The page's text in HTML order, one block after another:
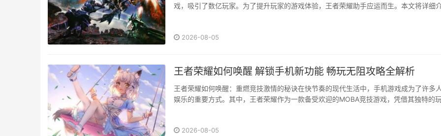
戏，吸引了数亿玩家。为了提升玩家的游戏体验，王者荣耀助手应运而生。本文将详细
家的游戏···
2026-08-05
王者荣耀如何唤醒 解锁手机新功能 畅玩无阻攻略全解析
王者荣耀如何唤醒：重燃竞技激情的秘诀在快节奏的现代生活中，手机游戏成为了许多
娱乐的重要方式。其中，王者荣耀作为一款备受欢迎的MOBA竞技游戏，凭借其独特的
2026-08-05